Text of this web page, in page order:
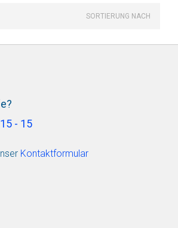
SORTIERUNG NACH
- 15
Kontaktformular